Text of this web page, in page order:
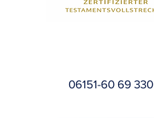
06151-60 69 330